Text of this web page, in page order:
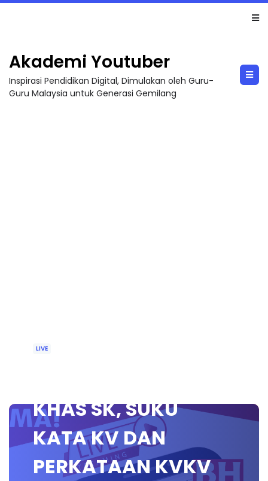
Akademi Youtuber
Inspirasi Pendidikan Digital, Dimulakan oleh Guru-
Guru Malaysia untuk Generasi Gemilang
LIVE
KHAS SK, SUKU
KATA KV DAN
PERKATAAN KVKV